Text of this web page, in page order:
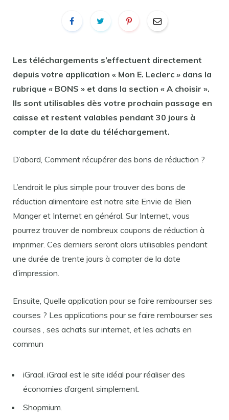
Les téléchargements s’effectuent directement
depuis votre application « Mon E. Leclerc » dans la
rubrique « BONS » et dans la section « A choisir ».
Ils sont utilisables dès votre prochain passage en
caisse et restent valables pendant 30 jours à
compter de la date du téléchargement.
D’abord, Comment récupérer des bons de réduction ?
L’endroit le plus simple pour trouver des bons de
réduction alimentaire est notre site Envie de Bien
Manger et Internet en général. Sur Internet, vous
pourrez trouver de nombreux coupons de réduction à
imprimer. Ces derniers seront alors utilisables pendant
une durée de trente jours à compter de la date
d’impression.
Ensuite, Quelle application pour se faire rembourser ses
courses ? Les applications pour se faire rembourser ses
courses , ses achats sur internet, et les achats en
commun
iGraal. iGraal est le site idéal pour réaliser des
économies d’argent simplement.
Shopmium.